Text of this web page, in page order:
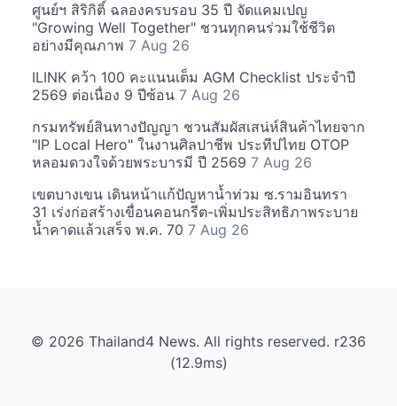
ศูนย์ฯ สิริกิติ์ ฉลองครบรอบ 35 ปี จัดแคมเปญ
"Growing Well Together" ชวนทุกคนร่วมใช้ชีวิต
อย่างมีคุณภาพ 7 Aug 26
ILINK คว้า 100 คะแนนเต็ม AGM Checklist ประจำปี
2569 ต่อเนื่อง 9 ปีซ้อน 7 Aug 26
กรมทรัพย์สินทางปัญญา ชวนสัมผัสเสน่ห์สินค้าไทยจาก
"IP Local Hero" ในงานศิลปาชีพ ประทีปไทย OTOP
หลอมดวงใจด้วยพระบารมี ปี 2569 7 Aug 26
เขตบางเขน เดินหน้าแก้ปัญหาน้ำท่วม ซ.รามอินทรา
31 เร่งก่อสร้างเขื่อนคอนกรีต-เพิ่มประสิทธิภาพระบาย
น้ำคาดแล้วเสร็จ พ.ค. 70 7 Aug 26
© 2026 Thailand4 News. All rights reserved. r236
(12.9ms)